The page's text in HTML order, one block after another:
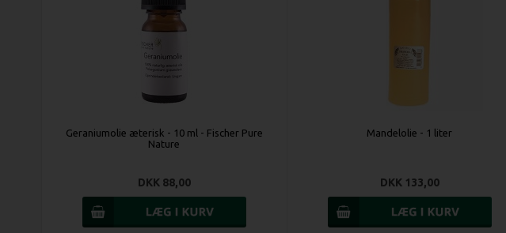
Geraniumolie æterisk - 10 ml - Fischer Pure
Nature
DKK 88,00
Mandelolie - 1 liter
DKK 133,00